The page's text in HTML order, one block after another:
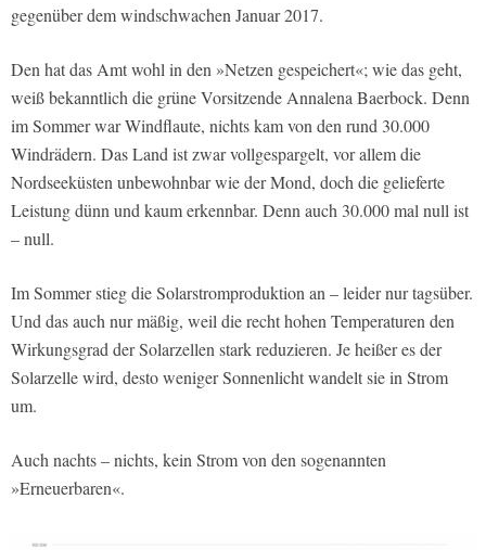
gegenüber dem windschwachen Januar 2017.
Den hat das Amt wohl in den »Netzen gespeichert«; wie das geht,
weiß bekanntlich die grüne Vorsitzende Annalena Baerbock. Denn
im Sommer war Windflaute, nichts kam von den rund 30.000
Windrädern. Das Land ist zwar vollgespargelt, vor allem die
Nordseeküsten unbewohnbar wie der Mond, doch die gelieferte
Leistung dünn und kaum erkennbar. Denn auch 30.000 mal null ist
– null.
Im Sommer stieg die Solarstromproduktion an – leider nur tagsüber.
Und das auch nur mäßig, weil die recht hohen Temperaturen den
Wirkungsgrad der Solarzellen stark reduzieren. Je heißer es der
Solarzelle wird, desto weniger Sonnenlicht wandelt sie in Strom
um.
Auch nachts – nichts, kein Strom von den sogenannten
»Erneuerbaren«.